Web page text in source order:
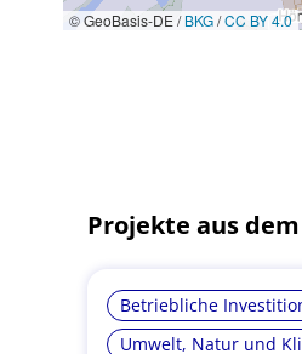
© GeoBasis-DE /BKG/CC BY 4.0
Projekte aus
Betriebliche
Umwelt, Natur und